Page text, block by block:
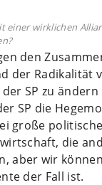
einer wirklichen
den
der Radikalität
SP zu
SP die
große
die
aber wir
der Fall ist.